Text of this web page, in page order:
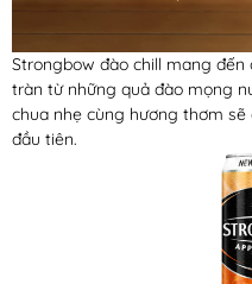
Strongbow đào chill mang
tràn từ những quả đào mọng
chua nhẹ cùng hương thơm
đầu tiên.